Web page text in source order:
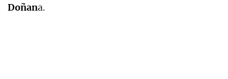
Doñana.